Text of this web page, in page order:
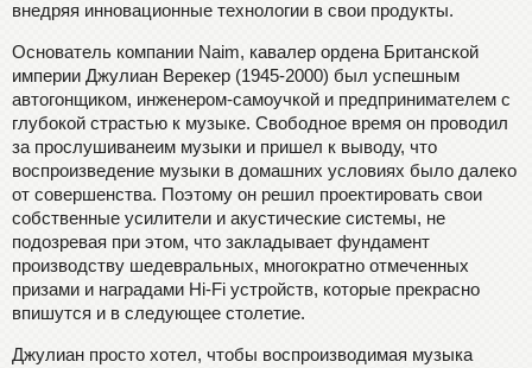
внедряя инновационные технологии в свои продукты.
Основатель компании Naim, кавалер ордена Британской
империи Джулиан Верекер (1945-2000) был успешным
автогонщиком, инженером-самоучкой и предпринимателем с
глубокой страстью к музыке. Свободное время он проводил
за прослушиванеим музыки и пришел к выводу, что
воспроизведение музыки в домашних условиях было далеко
от совершенства. Поэтому он решил проектировать свои
собственные усилители и акустические системы, не
подозревая при этом, что закладывает фундамент
производству шедевральных, многократно отмеченных
призами и наградами Hi-Fi устройств, которые прекрасно
впишутся и в следующее столетие.
Джулиан просто хотел, чтобы воспроизводимая музыка